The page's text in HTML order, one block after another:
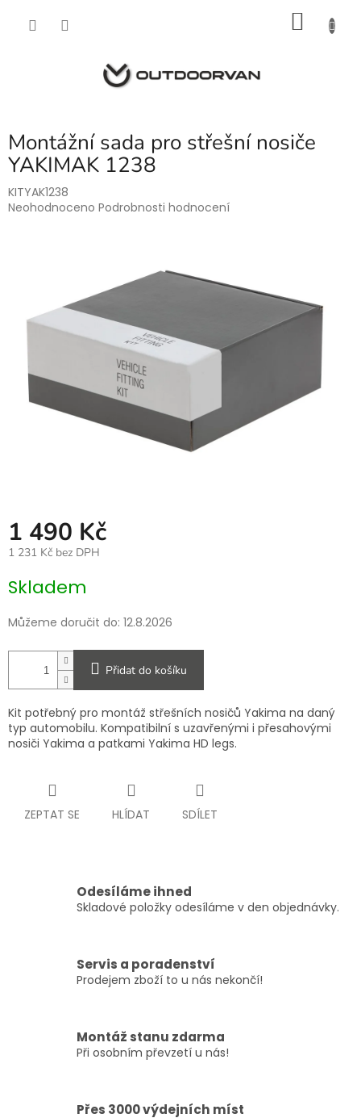
Montážní sada pro střešní nosiče
YAKIMAK 1238
KITYAK1238
Průměrné
hvězdiček.
Neohodnoceno Podrobnosti hodnocení
1 490 Kč
1 231 Kč bez DPH
cena:
Skladem
Můžeme doručit do: 12.8.2026
Přidat do košíku
Kit potřebný pro montáž střešních nosičů Yakima na daný
typ automobilu. Kompatibilní s uzavřenými i přesahovými
nosiči Yakima a patkami Yakima HD legs.
ZEPTAT SE HLÍDAT SDÍLET
Odesíláme ihned
Skladové položky odesíláme v den objednávky.
Servis a poradenství
Prodejem zboží to u nás nekončí!
Montáž stanu zdarma
Při osobním převzetí u nás!
Přes 3000 výdejních míst